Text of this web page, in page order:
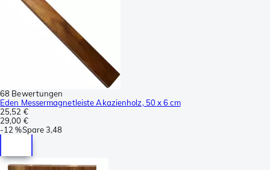
68 Bewertungen
Eden Messermagnetleiste Akazienholz, 50 x 6 cm
25,52 €
29,00 €
-12 %Spare3,48